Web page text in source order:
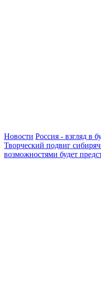
Новости Россия - взгляд в
Творческий подвиг
возможностями будет